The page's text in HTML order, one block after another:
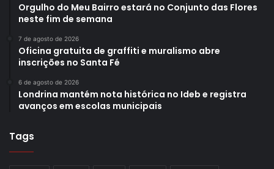
Orgulho do Meu Bairro estará no Conjunto das Flores
neste fim de semana
7 de agosto de 2026
Oficina gratuita de graffiti e muralismo abre
inscrições no Santa Fé
6 de agosto de 2026
Londrina mantém nota histórica no Ideb e registra
avanços em escolas municipais
Tags